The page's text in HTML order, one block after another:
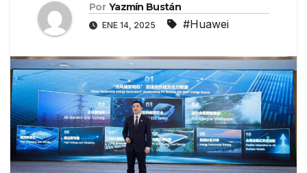
Por Yazmín Bustán
ENE 14, 2025 #Huawei